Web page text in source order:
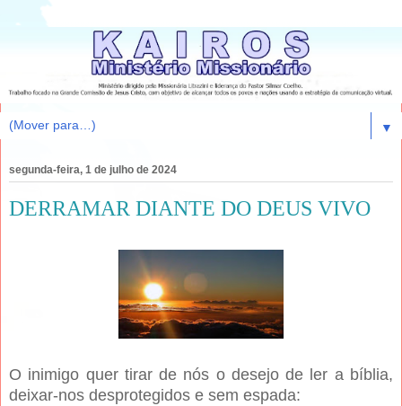
▼
segunda-feira, 1 de julho de 2024
DERRAMAR DIANTE DO DEUS VIVO
O inimigo quer tirar de nós o desejo de ler a bíblia,
deixar-nos desprotegidos e sem espada: